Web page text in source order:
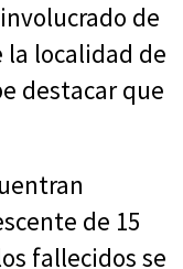
de
la localidad de
destacar que
de 15
fallecidos se